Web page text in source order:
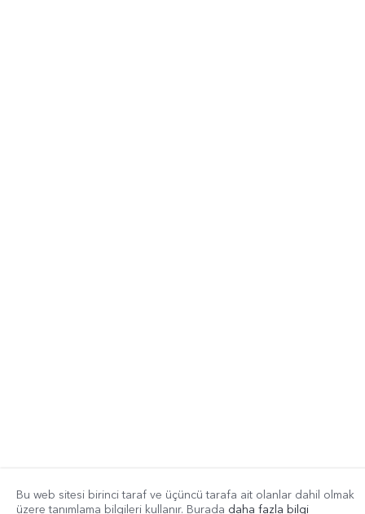
Bu web sitesi birinci taraf ve üçüncü tarafa ait olanlar dahil olmak
üzere tanımlama bilgileri kullanır. Burada daha fazla bilgi